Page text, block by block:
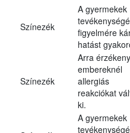
Színezék
A gyermekek
figyelmére
hatást
Színezék
Arra érzékeny
embereknél
allergiás
reakciókat
ki.
A gyermekek